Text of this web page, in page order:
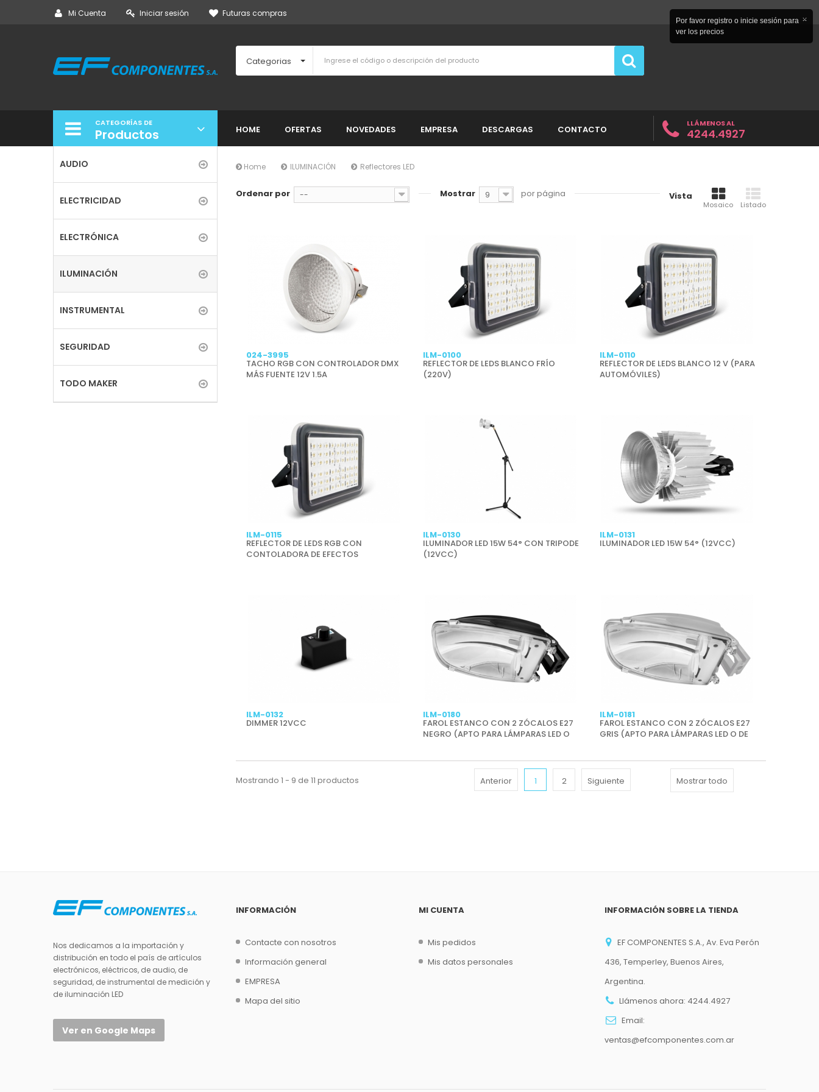
Mi Cuenta Iniciar sesión Futuras compras
Categorias
CATEGORÍAS DE
Productos
AUDIO
ELECTRICIDAD
ELECTRÓNICA
ILUMINACIÓN
INSTRUMENTAL
SEGURIDAD
TODO MAKER
HOME OFERTAS NOVEDADES EMPRESA DESCARGAS CONTACTO
LLÁMENOS AL
4244.4927
Home ILUMINACIÓN Reflectores LED
Vista
Mosaico Listado
Ordenar por -- Mostrar 9 por página
024-3995
TACHO RGB CON CONTROLADOR DMX
MÁS FUENTE 12V 1.5A
ILM-0100
REFLECTOR DE LEDS BLANCO FRÍO
(220V)
ILM-0110
REFLECTOR DE LEDS BLANCO 12 V (PARA
AUTOMÓVILES)
ILM-0115
REFLECTOR DE LEDS RGB CON
CONTOLADORA DE EFECTOS
ILM-0130
ILUMINADOR LED 15W 54° CON TRIPODE
(12VCC)
ILM-0131
ILUMINADOR LED 15W 54° (12VCC)
ILM-0132
DIMMER 12VCC
ILM-0180
FAROL ESTANCO CON 2 ZÓCALOS E27
NEGRO (APTO PARA LÁMPARAS LED O
ILM-0181
FAROL ESTANCO CON 2 ZÓCALOS E27
GRIS (APTO PARA LÁMPARAS LED O DE
Mostrar todo
Anterior 1 2 Siguiente
Mostrando 1 - 9 de 11 productos
Nos dedicamos a la importación y
distribución en todo el país de artículos
electrónicos, eléctricos, de audio, de
seguridad, de instrumental de medición y
de iluminación LED
Ver en Google Maps
INFORMACIÓN
Contacte con nosotros
Información general
EMPRESA
Mapa del sitio
MI CUENTA
Mis pedidos
Mis datos personales
INFORMACIÓN SOBRE LA TIENDA
EF COMPONENTES S.A., Av. Eva Perón
436, Temperley, Buenos Aires,
Argentina.
Llámenos ahora: 4244.4927
Email:
ventas@efcomponentes.com.ar
×
Por favor registro o inicie sesión para
ver los precios